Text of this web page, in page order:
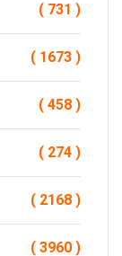
( 731 )
( 1673 )
( 458 )
( 274 )
( 2168 )
( 3960 )